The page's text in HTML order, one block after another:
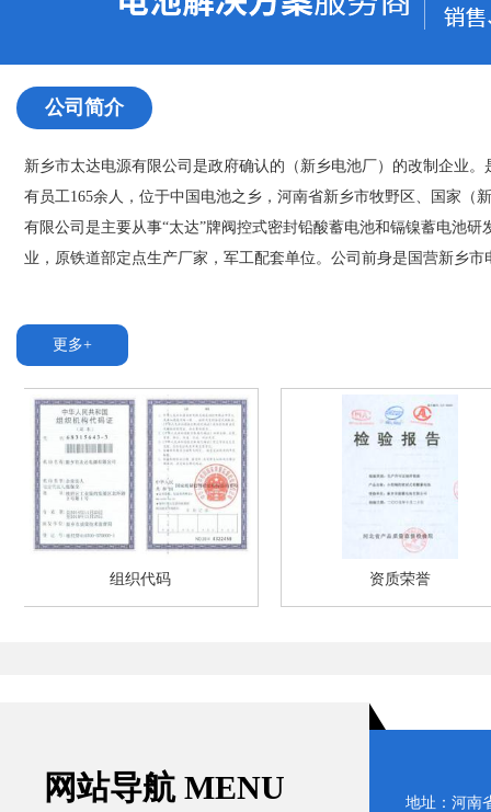
公司简介
新乡市太达电源有限公司是政府确认的（新乡电池厂）的改制企业
有员工165余人，位于中国电池之乡，河南省新乡市牧野区、国家（
有限公司是主要从事“太达”牌阀控式密封铅酸蓄电池和镉镍蓄电池
业，原铁道部定点生产厂家，军工配套单位。公司前身是国营新乡
更多+
组织代码 资质荣誉
地址：河南
网站导航 MENU